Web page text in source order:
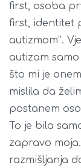
first, osoba
first, identitet
autizmom”.
autizam
što mi je
mislila da
postanem
To je bila
zapravo
razmišljanja